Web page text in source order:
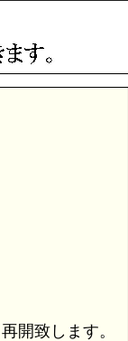
開致します。